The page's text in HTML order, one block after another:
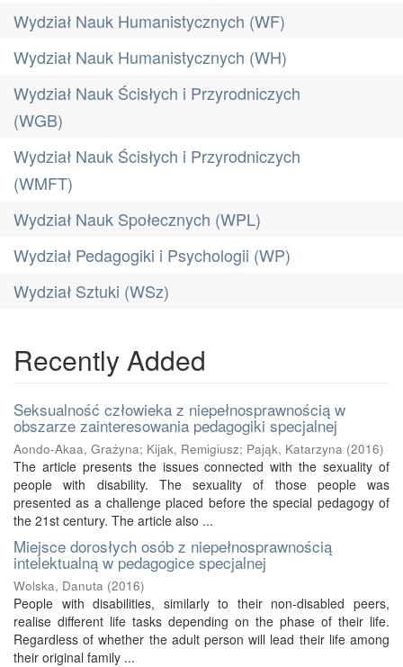
Wydział Nauk Humanistycznych (WF)
Wydział Nauk Humanistycznych (WH)
Wydział Nauk Ścisłych i Przyrodniczych
(WGB)
Wydział Nauk Ścisłych i Przyrodniczych
(WMFT)
Wydział Nauk Społecznych (WPL)
Wydział Pedagogiki i Psychologii (WP)
Wydział Sztuki (WSz)
Recently Added
Seksualność człowieka z niepełnosprawnością w
obszarze zainteresowania pedagogiki specjalnej
Aondo-Akaa, Grażyna; Kijak, Remigiusz; Pająk, Katarzyna (2016)
The article presents the issues connected with the sexuality of
people with disability. The sexuality of those people was
presented as a challenge placed before the special pedagogy of
the 21st century. The article also ...
Miejsce dorosłych osób z niepełnosprawnością
intelektualną w pedagogice specjalnej
Wolska, Danuta (2016)
People with disabilities, similarly to their non-disabled peers,
realise different life tasks depending on the phase of their life.
Regardless of whether the adult person will lead their life among
their original family ...